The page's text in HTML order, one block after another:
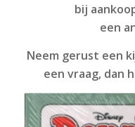
bij aankoop
een
Neem gerust een
een vraag, dan